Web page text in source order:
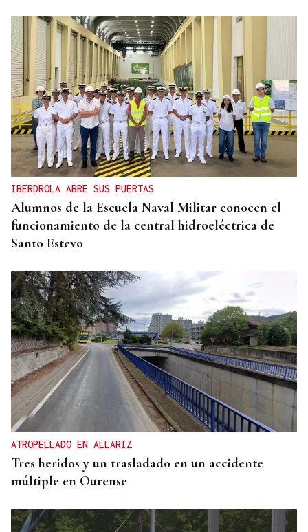
IBERDROLA ABRE SUS PUERTAS
Alumnos de la Escuela Naval Militar conocen el
funcionamiento de la central hidroeléctrica de
Santo Estevo
ATROPELLADO EN ALLARIZ
Tres heridos y un trasladado en un accidente
múltiple en Ourense